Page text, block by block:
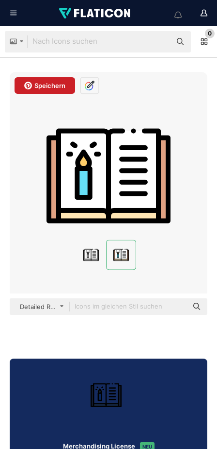
0
Speichern
Detailed Rounded Lineal color
Merchandising License NEU